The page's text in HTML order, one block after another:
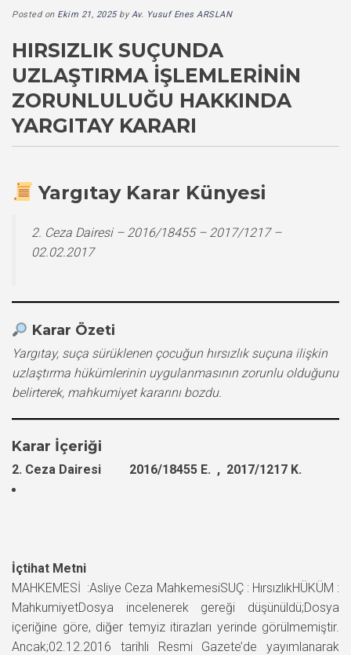
Posted on Ekim 21, 2025byAv. Yusuf Enes ARSLAN
HIRSIZLIK SUÇUNDA
UZLAŞTIRMA İŞLEMLERININ
ZORUNLULUĞU HAKKINDA
YARGITAY KARARI
Yargıtay Karar Künyesi
2. Ceza Dairesi – 2016/18455 – 2017/1217 –
02.02.2017
Karar Özeti
Yargıtay, suça sürüklenen çocuğun hırsızlık suçuna ilişkin
uzlaştırma hükümlerinin uygulanmasının zorunlu olduğunu
belirterek, mahkumiyet kararını bozdu.
Karar İçeriği
2. Ceza Dairesi 2016/18455 E. , 2017/1217 K.
İçtihat Metni
MAHKEMESİ :Asliye Ceza MahkemesiSUÇ : HırsızlıkHÜKÜM :
MahkumiyetDosya incelenerek gereği düşünüldü;Dosya
içeriğine göre, diğer temyiz itirazları yerinde görülmemiştir.
Ancak;02.12.2016 tarihli Resmi Gazete’de yayımlanarak